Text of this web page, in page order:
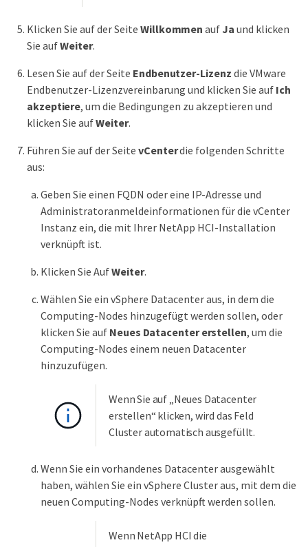
Klicken Sie auf der Seite Willkommen auf Ja und klicken
Sie aufWeiter.
Lesen Sie auf der Seite Endbenutzer-Lizenz die VMware
Endbenutzer-Lizenzvereinbarung und klicken Sie auf Ich
akzeptiere, um die Bedingungen zu akzeptieren und
klicken Sie aufWeiter.
Führen Sie auf der Seite vCenterdie folgenden Schritte
aus:
Geben Sie einen FQDN oder eine IP-Adresse und
Administratoranmeldeinformationen für die vCenter
Instanz ein, die mit Ihrer NetApp HCI-Installation
verknüpft ist.
Klicken Sie AufWeiter.
Wählen Sie ein vSphere Datacenter aus, in dem die
Computing-Nodes hinzugefügt werden sollen, oder
klicken Sie auf Neues Datacenter erstellen, um die
Computing-Nodes einem neuen Datacenter
hinzuzufügen.
Wenn Sie auf „Neues Datacenter
erstellen“ klicken, wird das Feld
Cluster automatisch ausgefüllt.
Wenn Sie ein vorhandenes Datacenter ausgewählt
haben, wählen Sie ein vSphere Cluster aus, mit dem die
neuen Computing-Nodes verknüpft werden sollen.
Wenn NetApp HCI die